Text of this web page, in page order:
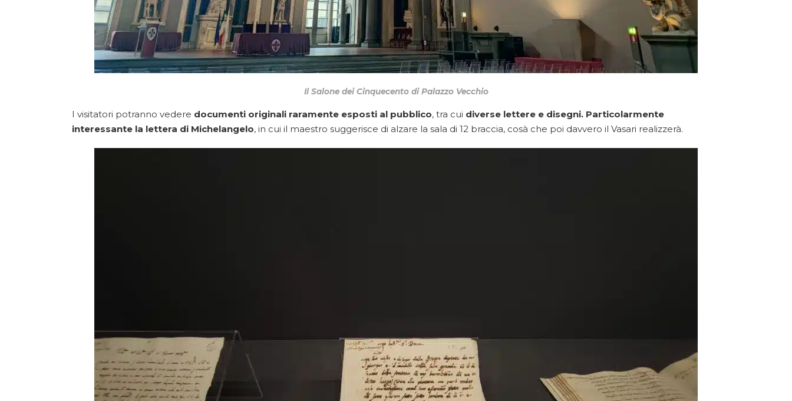
Il Salone dei Cinquecento di Palazzo Vecchio
I visitatori potranno vedere documenti originali raramente esposti al pubblico, tra cui diverse lettere e disegni. Particolarmente
interessante la lettera di Michelangelo, in cui il maestro suggerisce di alzare la sala di 12 braccia, cosà che poi davvero il Vasari realizzerà.